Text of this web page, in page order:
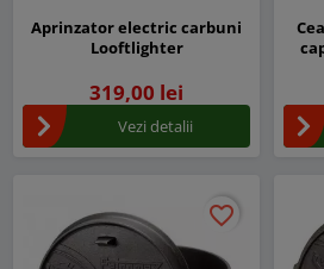
Aprinzator electric carbuni
Looftlighter
319,00 lei
Vezi detalii
favorite_border
favorite_border